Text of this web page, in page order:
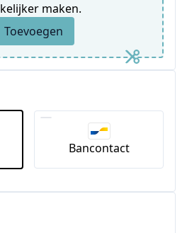
maken.
Toevoegen
Bancontact